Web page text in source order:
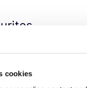
cookies
19, Berlin